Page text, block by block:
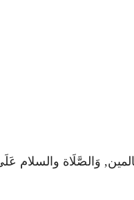
وَالصَّلَاة والسلام